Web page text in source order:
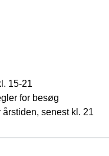
15-21
for besøg
senest kl. 21